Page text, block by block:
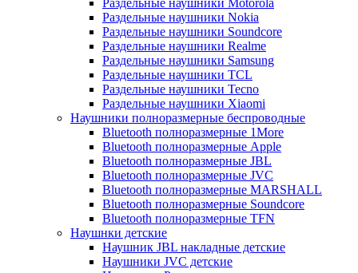
Раздельные наушники Motorola
Раздельные наушники Nokia
Раздельные наушники Soundcore
Раздельные наушники Realme
Раздельные наушники Samsung
Раздельные наушники TCL
Раздельные наушники Tecno
Раздельные наушники Xiaomi
Наушники полноразмерные беспроводные
Bluetooth полноразмерные 1More
Bluetooth полноразмерные Apple
Bluetooth полноразмерные JBL
Bluetooth полноразмерные JVC
Bluetooth полноразмерные MARSHALL
Bluetooth полноразмерные Soundcore
Bluetooth полноразмерные TFN
Наушнки детские
Наушник JBL накладные детские
Наушники JVC детские